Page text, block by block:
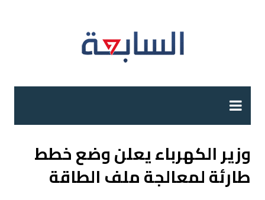
وزير الكهرباء يعلن وضع خطط
طارئة لمعالجة ملف الطاقة